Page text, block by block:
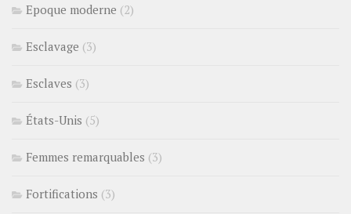
Epoque moderne (2)
Esclavage (3)
Esclaves (3)
États-Unis (5)
Femmes remarquables (3)
Fortifications (3)